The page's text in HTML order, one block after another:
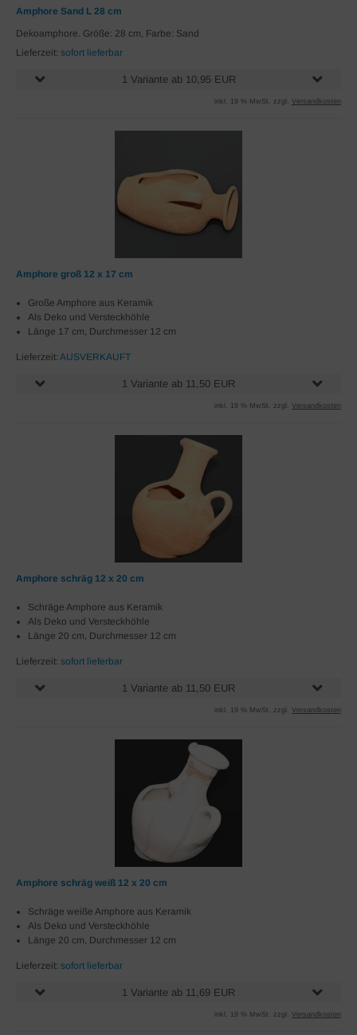
Amphore Sand L 28 cm
Dekoamphore. Größe: 28 cm, Farbe: Sand
Lieferzeit: sofort lieferbar
1 Variante ab 10,95 EUR
inkl. 19 % MwSt. zzgl. Versandkosten
Amphore groß 12 x 17 cm
Große Amphore aus Keramik
Als Deko und Versteckhöhle
Länge 17 cm, Durchmesser 12 cm
Lieferzeit: AUSVERKAUFT
1 Variante ab 11,50 EUR
inkl. 19 % MwSt. zzgl. Versandkosten
Amphore schräg 12 x 20 cm
Schräge Amphore aus Keramik
Als Deko und Versteckhöhle
Länge 20 cm, Durchmesser 12 cm
Lieferzeit: sofort lieferbar
1 Variante ab 11,50 EUR
inkl. 19 % MwSt. zzgl. Versandkosten
Amphore schräg weiß 12 x 20 cm
Schräge weiße Amphore aus Keramik
Als Deko und Versteckhöhle
Länge 20 cm, Durchmesser 12 cm
Lieferzeit: sofort lieferbar
1 Variante ab 11,69 EUR
inkl. 19 % MwSt. zzgl. Versandkosten